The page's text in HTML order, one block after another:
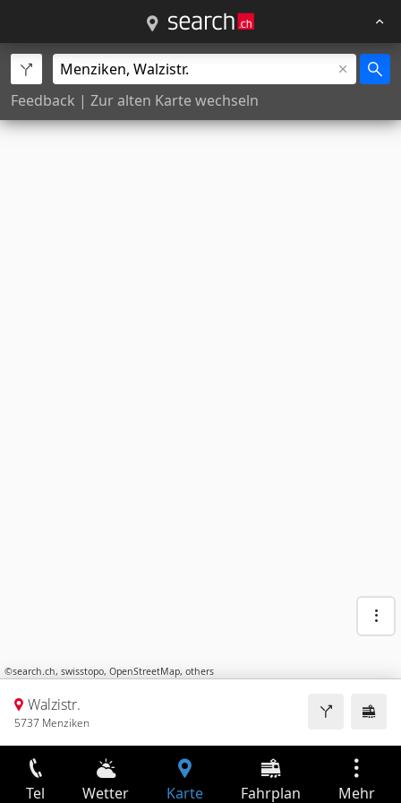
Feedback | Zur alten Karte wechseln
©search.ch, swisstopo, OpenStreetMap, others
Walzistr.
5737 Menziken
Tel Wetter Karte Fahrplan Mehr